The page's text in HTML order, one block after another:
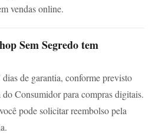
vendas online.
Sem Segredo tem
de garantia, conforme previsto
Consumidor para compras digitais.
pode solicitar reembolso pela